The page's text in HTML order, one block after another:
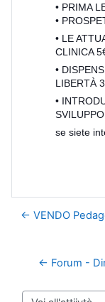
• PRIMA
•
• LE
CLINICA
•
LIBERTÀ
•
se siete
← VENDO
← Forum -